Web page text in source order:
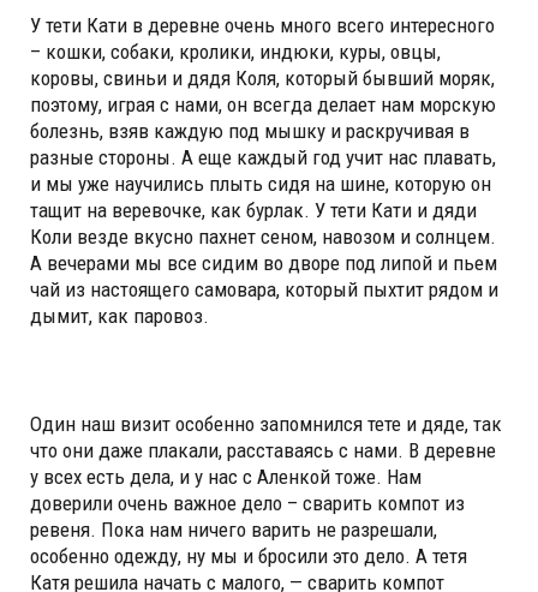
У тети Кати в деревне очень много всего интересного
– кошки, собаки, кролики, индюки, куры, овцы,
коровы, свиньи и дядя Коля, который бывший моряк,
поэтому, играя с нами, он всегда делает нам морскую
болезнь, взяв каждую под мышку и раскручивая в
разные стороны. А еще каждый год учит нас плавать,
и мы уже научились плыть сидя на шине, которую он
тащит на веревочке, как бурлак. У тети Кати и дяди
Коли везде вкусно пахнет сеном, навозом и солнцем.
А вечерами мы все сидим во дворе под липой и пьем
чай из настоящего самовара, который пыхтит рядом и
дымит, как паровоз.
Один наш визит особенно запомнился тете и дяде, так
что они даже плакали, расставаясь с нами. В деревне
у всех есть дела, и у нас с Аленкой тоже. Нам
доверили очень важное дело – сварить компот из
ревеня. Пока нам ничего варить не разрешали,
особенно одежду, ну мы и бросили это дело. А тетя
Катя решила начать с малого, — сварить компот